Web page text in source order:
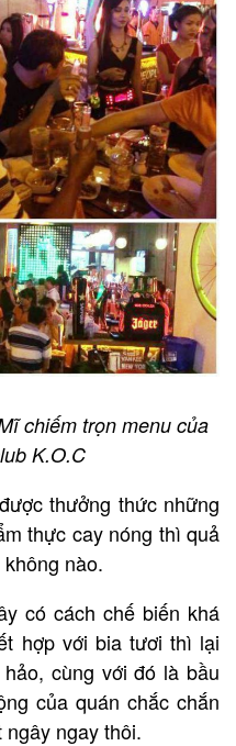
chiếm trọn menu của
K.O.C
thưởng thức những
thực cay nóng thì quả
nào.
có cách chế biến khá
hợp với bia tươi thì lại
cùng với đó là bầu
của quán chắc chắn
ngay thôi.